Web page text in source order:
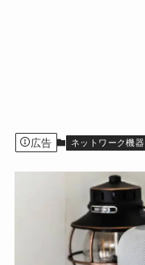
広告 ネットワーク機器